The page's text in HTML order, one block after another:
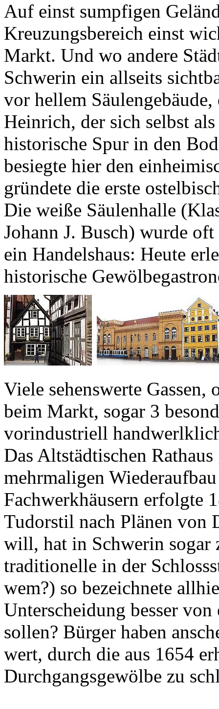
Auf einst sumpfigen
Kreuzungsbereich einst
Markt. Und wo andere
Schwerin ein allseits
vor hellem
Heinrich, der sich selbst
historische Spur in den
besiegte hier den
gründete die erste
Die weiße Säulenhalle
Johann J. Busch) wurde
ein Handelshaus: Heute
historische
Viele sehenswerte Gassen,
beim Markt, sogar 3
vorindustriell
Das Altstädtischen
mehrmaligen
Fachwerkhäusern erfolgte
Tudorstil nach Plänen von
will, hat in Schwerin
traditionelle in der
wem?) so bezeichnete
Unterscheidung besser
sollen? Bürger haben
wert, durch die aus 1654
Durchgangsgewölbe zu